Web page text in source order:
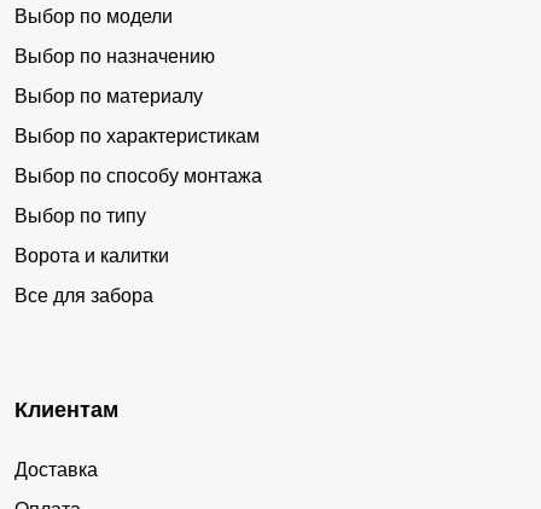
Выбор по модели
Выбор по назначению
Выбор по материалу
Выбор по характеристикам
Выбор по способу монтажа
Выбор по типу
Ворота и калитки
Все для забора
Клиентам
Доставка